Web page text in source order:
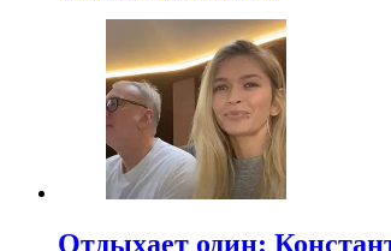
Отдыхает один: